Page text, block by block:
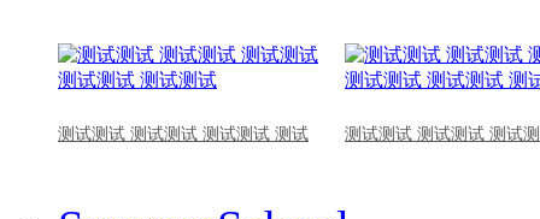
测试测试 测试测试 测试测试 测试 测试测试 测试测试 测试